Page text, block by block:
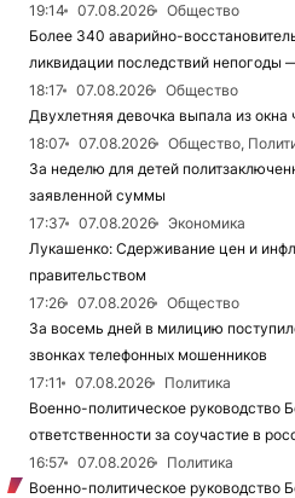
19:14 07.08.2026
Общество
Более 340 аварийно-
ликвидации последствий непогоды
18:17
07.08.2026
Общество
Двухлетняя девочка выпала из окна
18:07
07.08.2026
Общество,
За неделю для детей
заявленной суммы
17:37
07.08.2026
Экономика
Лукашенко: Сдерживание цен и
правительством
17:26
07.08.2026
Общество
За восемь дней в милицию
звонках телефонных мошенников
17:11
07.08.2026
Политика
Военно-политическое руководство
ответственности за соучастие в
16:57
07.08.2026
Политика
Военно-политическое руководство